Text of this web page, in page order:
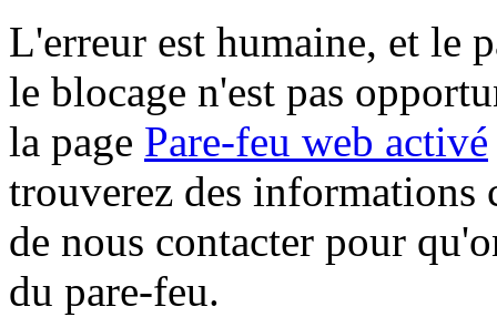
L'erreur est humaine, et le
le blocage n'est pas
la page Pare-feu web activé
trouverez des informations
de nous contacter pour
du pare-feu.